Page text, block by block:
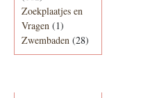
Zoekplaatjes en
Vragen (1)
Zwembaden (28)